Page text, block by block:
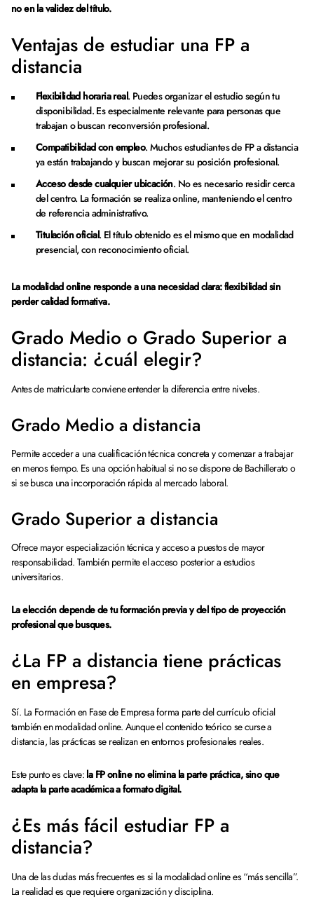
no en la validez del título.
Ventajas de estudiar una FP a
distancia
Flexibilidad horaria real. Puedes organizar el estudio según tu
disponibilidad. Es especialmente relevante para personas que
trabajan o buscan reconversión profesional.
Compatibilidad con empleo. Muchos estudiantes de FP a distancia
ya están trabajando y buscan mejorar su posición profesional.
Acceso desde cualquier ubicación. No es necesario residir cerca
del centro. La formación se realiza online, manteniendo el centro
de referencia administrativo.
Titulación oficial. El título obtenido es el mismo que en modalidad
presencial, con reconocimiento oficial.
La modalidad online responde a una necesidad clara: flexibilidad sin
perder calidad formativa.
Grado Medio o Grado Superior a
distancia: ¿cuál elegir?
Antes de matricularte conviene entender la diferencia entre niveles.
Grado Medio a distancia
Permite acceder a una cualificación técnica concreta y comenzar a trabajar
en menos tiempo. Es una opción habitual si no se dispone de Bachillerato o
si se busca una incorporación rápida al mercado laboral.
Grado Superior a distancia
Ofrece mayor especialización técnica y acceso a puestos de mayor
responsabilidad. También permite el acceso posterior a estudios
universitarios.
La elección depende de tu formación previa y del tipo de proyección
profesional que busques.
¿La FP a distancia tiene prácticas
en empresa?
Sí. La Formación en Fase de Empresa forma parte del currículo oficial
también en modalidad online. Aunque el contenido teórico se curse a
distancia, las prácticas se realizan en entornos profesionales reales.
Este punto es clave: la FP online no elimina la parte práctica, sino que
adapta la parte académica a formato digital.
¿Es más fácil estudiar FP a
distancia?
Una de las dudas más frecuentes es si la modalidad online es “más sencilla”.
La realidad es que requiere organización y disciplina.